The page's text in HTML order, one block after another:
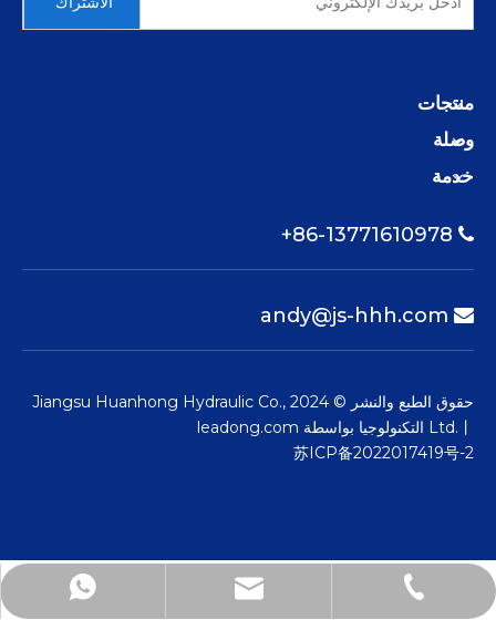
منتجات
وصلة
خدمة


حقوق الطبع والنشر © 2024 Jiangsu Huanhong Hydraulic Co.,
Ltd.丨 التكنولوجيا بواسطة
leadong.com
苏ICP备2022017419号-2
+86-13771610978
andy@js-hhh.com
+86-13771610978